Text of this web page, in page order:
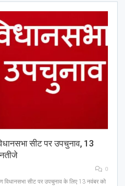
सीट पर उपचुनाव, 13
0
विधानसभा सीट पर उपचुनाव के लिए 13 नवंबर को